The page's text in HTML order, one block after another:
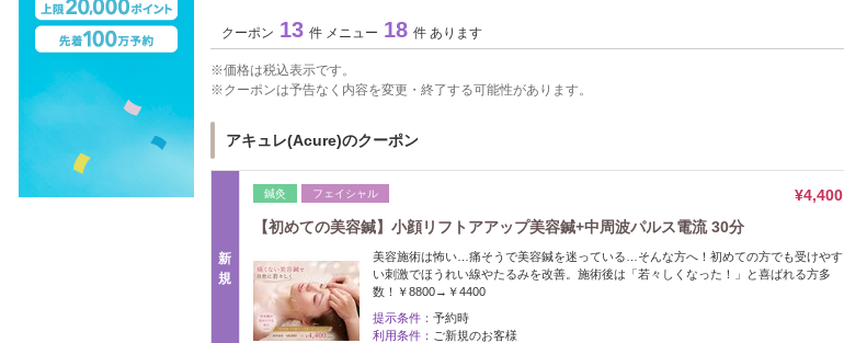
クーポン 13 件 メニュー 18 件 あります
価格は税込表示です。
クーポンは予告なく内容を変更・終了する可能性があります。
アキュレ(Acure)のクーポン
新
規
鍼灸 フェイシャル
¥4,400
【初めての美容鍼】小顔リフトアアップ美容鍼+中周波パルス電流 30分
美容施術は怖い…痛そうで美容鍼を迷っている…そんな方へ！初めての方でも受けやす
い刺激でほうれい線やたるみを改善。施術後は「若々しくなった！」と喜ばれる方多
数！￥8800→￥4400
提示条件： 予約時
利用条件： ご新規のお客様